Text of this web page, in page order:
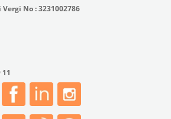
No : 3231002786